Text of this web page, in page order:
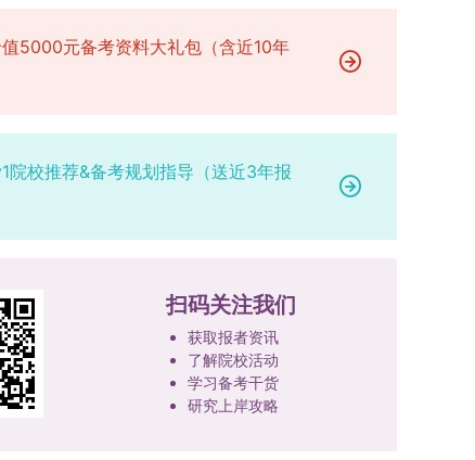
5000元备考资料大礼包（含近10年
院校推荐&备考规划指导（送近3年报
扫码关注我们
获取报者资讯
了解院校活动
学习备考干货
研究上岸攻略